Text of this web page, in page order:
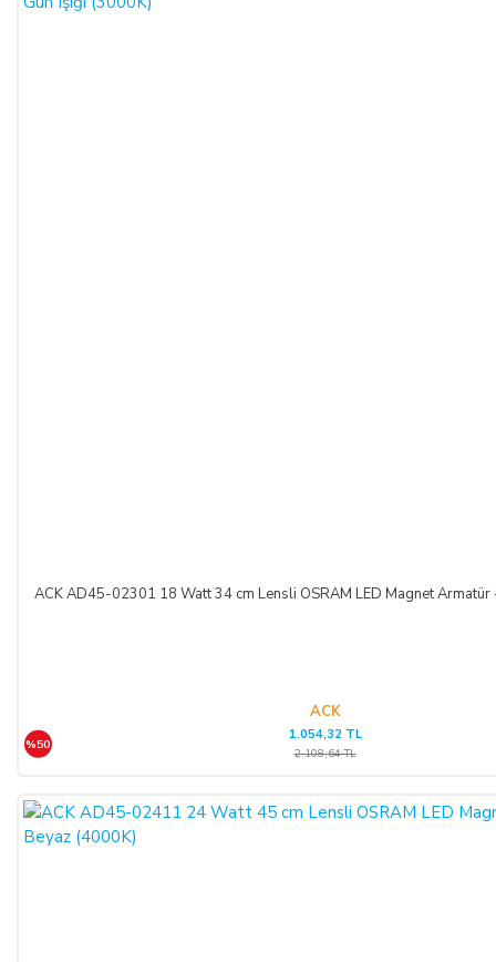
ACK AD45-02301 18 Watt 34 cm Lensli OSRAM LED Magnet Armatür
ACK
%50
1.054,32 TL
2.108,64 TL